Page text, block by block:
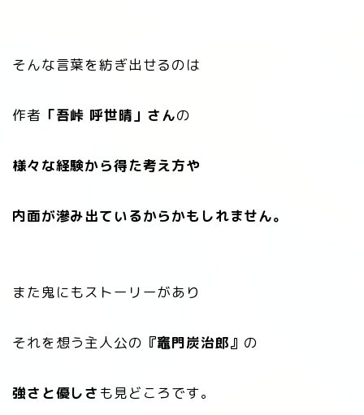
そんな言葉を紡ぎ出せるのは
作者 「吾峠 呼世晴」さんの
様々な経験から得た考え方や
内面が滲み出ているからかもしれません。
また鬼にもストーリーがあり
それを想う主人公の 『竈門炭治郎』 の
強さと優しさ も見どころです。